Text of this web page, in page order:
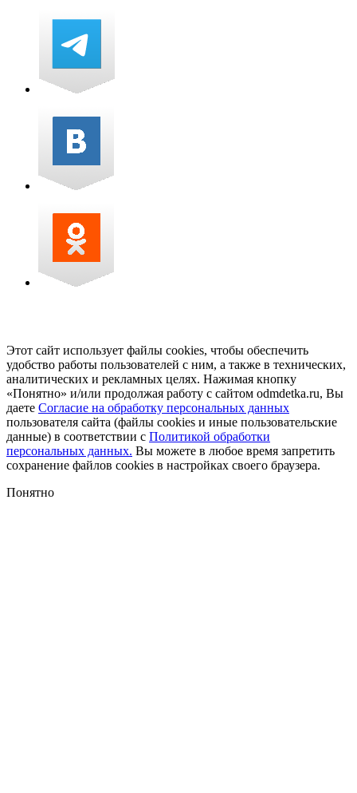
Этот сайт использует файлы cookies, чтобы обеспечить
удобство работы пользователей с ним, а также в технических,
аналитических и рекламных целях. Нажимая кнопку
«Понятно» и/или продолжая работу с сайтом odmdetka.ru, Вы
даете Согласие на обработку персональных данных
пользователя сайта (файлы cookies и иные пользовательские
данные) в соответствии с Политикой обработки
персональных данных. Вы можете в любое время запретить
сохранение файлов cookies в настройках своего браузера.
Понятно